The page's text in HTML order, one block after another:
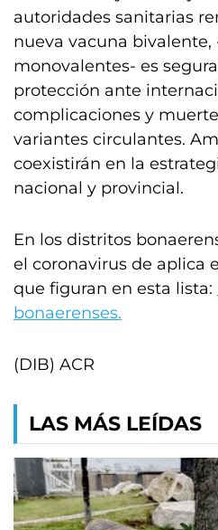
autoridades sanitarias
nueva vacuna bivalente,
monovalentes- es
protección ante
complicaciones y
variantes circulantes.
coexistirán en la
nacional y provincial.
En los distritos
el coronavirus de aplica
que figuran en esta lista:
bonaerenses.
(DIB) ACR
LAS MÁS LEÍDAS